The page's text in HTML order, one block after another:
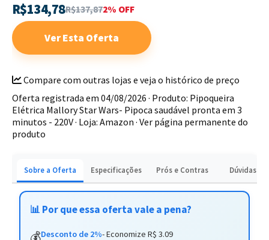
Ideal para noites de filmes em família ou para presentear
fãs da franquia. Aproveite a praticidade e o estilo para suas
sessões de cinema em casa.
R$134,78R$137,872% OFF
Ver Esta Oferta
Compare com outras lojas e veja o histórico de preço
Oferta registrada em 04/08/2026 · Produto: Pipoqueira
Elétrica Mallory Star Wars- Pipoca saudável pronta em 3
minutos - 220V · Loja: Amazon · Ver página permanente do
produto
Sobre a Oferta Especificações Prós e Contras Dúvidas
📊 Por que essa oferta vale a pena?
💰Desconto de 2%- Economize R$ 3.09